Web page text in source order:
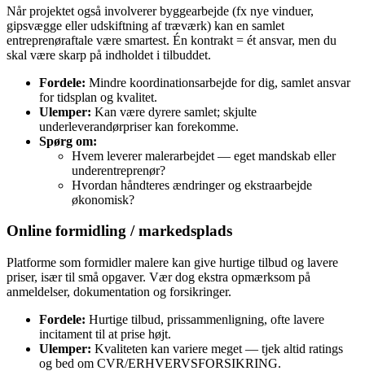
Når projektet også involverer byggearbejde (fx nye vinduer,
gipsvægge eller udskiftning af træværk) kan en samlet
entreprenøraftale være smartest. Én kontrakt = ét ansvar, men du
skal være skarp på indholdet i tilbuddet.
Fordele: Mindre koordinationsarbejde for dig, samlet ansvar
for tidsplan og kvalitet.
Ulemper: Kan være dyrere samlet; skjulte
underleverandørpriser kan forekomme.
Spørg om:
Hvem leverer malerarbejdet — eget mandskab eller
underentreprenør?
Hvordan håndteres ændringer og ekstraarbejde
økonomisk?
Online formidling / markedsplads
Platforme som formidler malere kan give hurtige tilbud og lavere
priser, især til små opgaver. Vær dog ekstra opmærksom på
anmeldelser, dokumentation og forsikringer.
Fordele: Hurtige tilbud, prissammenligning, ofte lavere
incitament til at prise højt.
Ulemper: Kvaliteten kan variere meget — tjek altid ratings
og bed om CVR/ERHVERVSFORSIKRING.